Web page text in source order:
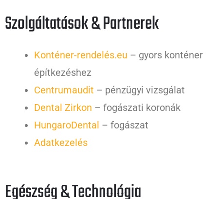
Szolgáltatások & Partnerek
Konténer-rendelés.eu – gyors konténer
építkezéshez
Centrumaudit – pénzügyi vizsgálat
Dental Zirkon – fogászati koronák
HungaroDental – fogászat
Adatkezelés
Egészség & Technológia